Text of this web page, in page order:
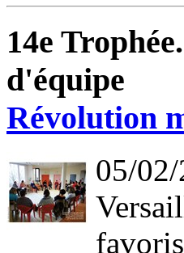
14e
d'équipe
Révolution
05/